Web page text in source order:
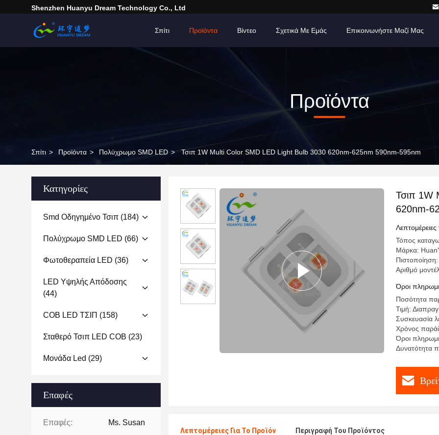
Shenzhen Huanyu Dream Technology Co., Ltd
Σπίτι Προϊόντα Βίντεο Σχετικά Με Εμάς Επικοινωνήστε Μαζί Μας
Προϊόντα
Σπίτι > Προϊόντα > Πολύχρωμο SMD LED > Τσιπ 1W Multi Color SMD LED Light Bulb 3030 620nm-625nm 590nm-595nm
Κατηγορίες
Smd Οδηγημένο Τσιπ (184)
Πολύχρωμο SMD LED (66)
Φωτοθεραπεία LED (36)
LED Υψηλής Απόδοσης
(44)
COB LED ΤΣΙΠ (158)
Σταθερό Τσιπ LED COB (23)
Μονάδα Led (29)
Επαφές
Επαφές: Ms. Susan
Τσιπ 1W
620nm-
Τόπος
Μάρκα:
Αριθμό
Όροι
Ποσότητα
Τιμή:
Συσκευασία
Χρόνος
Όροι
Δυνατότητα
Λεπτομέρειες Για Το Προϊόν Περιγραφή Του Προϊόντος